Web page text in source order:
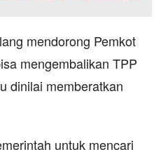
mendorong Pemkot
mengembalikan TPP
dinilai memberatkan
untuk mencari